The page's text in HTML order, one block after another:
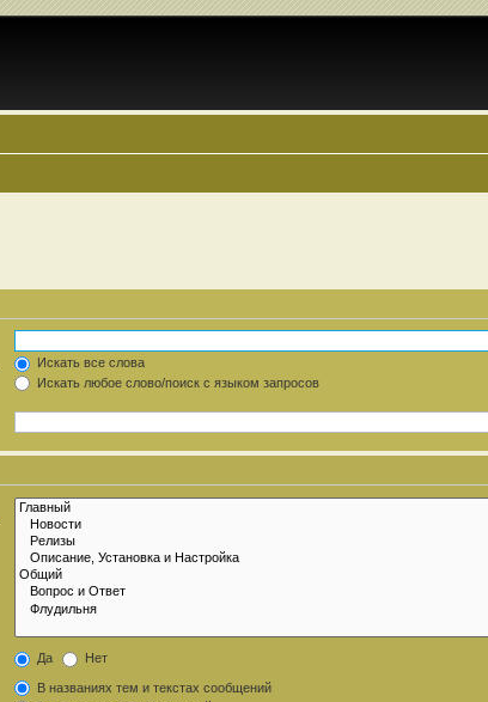
Искать все слова
Искать любое слово/поиск с языком запросов
Да Нет
В названиях тем и текстах сообщений